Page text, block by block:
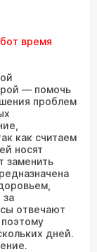
время
— помочь
проблем
как считаем
носят
заменить
отвечают
дней.